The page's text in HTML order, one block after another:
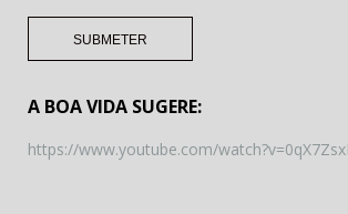
A BOA VIDA SUGERE:
https://www.youtube.com/